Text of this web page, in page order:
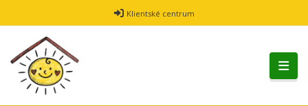
Klientské centrum